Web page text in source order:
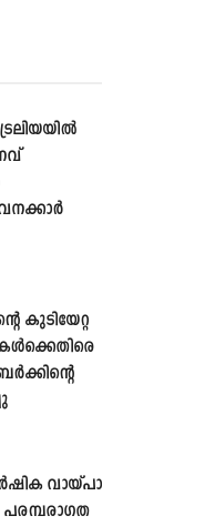
കുടിയേറ്റ
വായ്പാ
പരമ്പരാഗത